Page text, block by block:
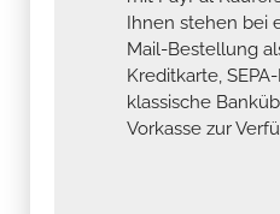
Ihnen stehen bei
Mail-Bestellung
Kreditkarte,
klassische
Vorkasse zur